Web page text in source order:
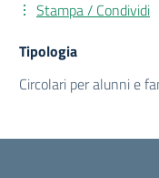
Stampa / Condividi
Tipologia
Circolari per alunni e